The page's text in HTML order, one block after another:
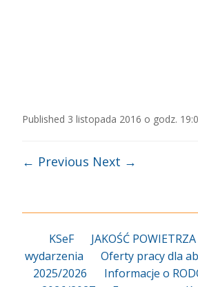
Published 3 listopada 2016 o godz.
← Previous Next →
KSeF JAKOŚĆ
wydarzenia
Oferty pracy dla
2025/2026
Informacje o